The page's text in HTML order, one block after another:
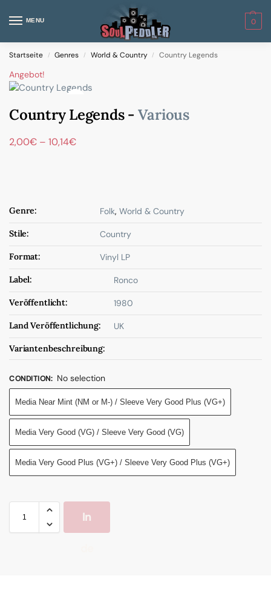
MENU 0
Startseite / Genres / World & Country / Country Legends
Angebot!
Country Legends - Various
2,00€ – 10,14€
Genre: Folk, World & Country
Stile: Country
Format: Vinyl LP
Label: Ronco
Veröffentlicht: 1980
Land Veröffentlichung: UK
Variantenbeschreibung:
CONDITION: No selection
Media Near Mint (NM or M-) / Sleeve Very Good Plus (VG+)
Media Very Good (VG) / Sleeve Very Good (VG)
Media Very Good Plus (VG+) / Sleeve Very Good Plus (VG+)
In